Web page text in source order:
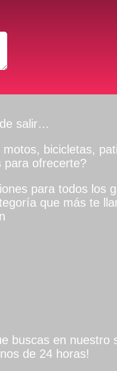
salir…
bicicletas,
para ofrecerte?
para todos los
que más te
buscas en nuestro
de 24 horas!